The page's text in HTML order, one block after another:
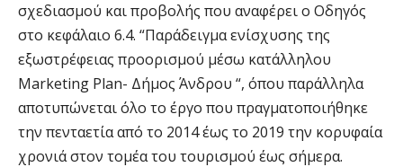
σχεδιασμού και προβολής που αναφέρει ο Οδηγός
στο κεφάλαιο 6.4. “Παράδειγμα ενίσχυσης της
εξωστρέφειας προορισμού μέσω κατάλληλου
Marketing Plan- Δήμος Άνδρου “, όπου παράλληλα
αποτυπώνεται όλο το έργο που πραγματοποιήθηκε
την πενταετία από το 2014 έως το 2019 την κορυφαία
χρονιά στον τομέα του τουρισμού έως σήμερα.